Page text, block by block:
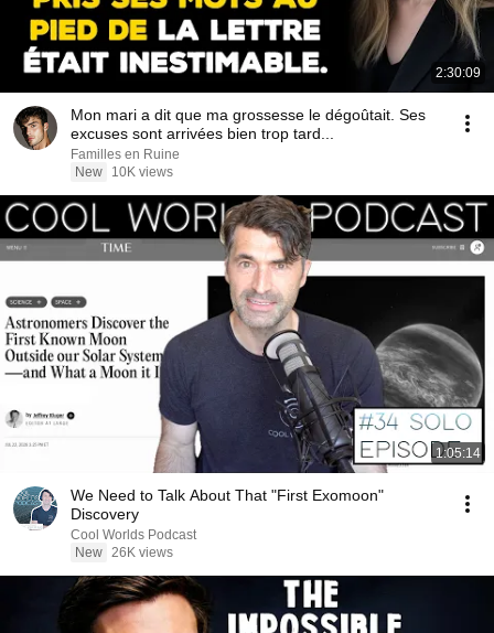
2:30:09
Mon mari a dit que ma grossesse le dégoûtait. Ses
excuses sont arrivées bien trop tard...
Familles en Ruine
New
10K views
1:05:14
We Need to Talk About That "First Exomoon"
Discovery
Cool Worlds Podcast
New
26K views